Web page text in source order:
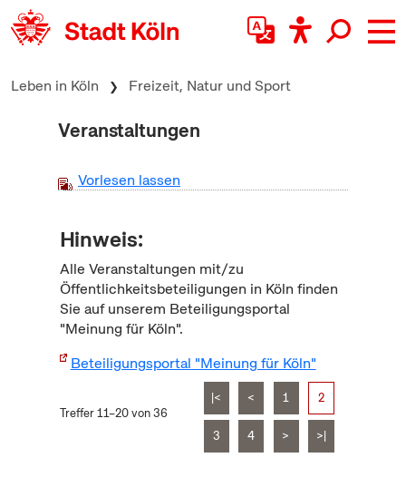
zum Inhalt springen
Leben in Köln Freizeit, Natur und Sport
Veranstaltungen
Vorlesen lassen
Hinweis:
Alle Veranstaltungen mit/zu
Öffentlichkeitsbeteiligungen in Köln finden
Sie auf unserem Beteiligungsportal
"Meinung für Köln".
Beteiligungsportal "Meinung für Köln"
Treffer 11–20 von 36
|< < 1 2
3 4 > >|